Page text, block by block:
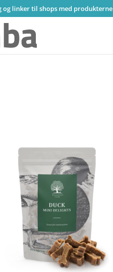
og linker til shops med produkterne